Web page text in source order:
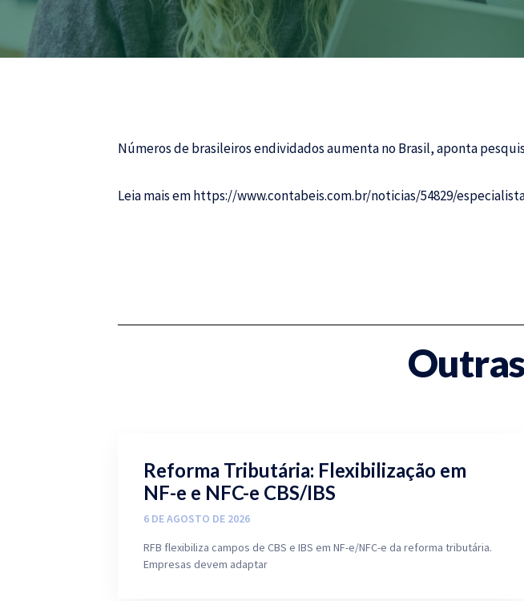
Números de brasileiros endividados aumenta no Brasil, aponta
Leia mais emhttps://www.contabeis.com.br/noticias/54829/
Reforma Tributária: Flexibilização em
NF-e e NFC-e CBS/IBS
6 DE AGOSTO DE 2026
RFB flexibiliza campos de CBS e IBS em NF-e/NFC-e da reforma tributária.
Empresas devem adaptar